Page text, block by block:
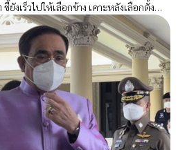
ยังเร็วไปให้เลือกข้าง เคาะหลังเลือกตั้ง